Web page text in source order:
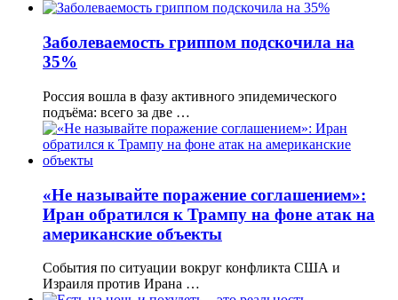
Заболеваемость гриппом подскочила на
35%
Россия вошла в фазу активного эпидемического
подъёма: всего за две …
«Не называйте поражение соглашением»:
Иран обратился к Трампу на фоне атак на
американские объекты
События по ситуации вокруг конфликта США и
Израиля против Ирана …